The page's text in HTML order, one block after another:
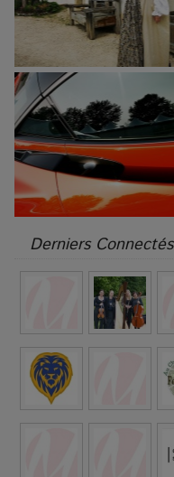
Derniers Connectés